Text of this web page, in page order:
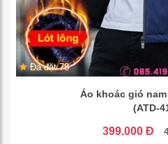
Đã đặt 78
Áo khoác gió
(ATD-
399.000 Đ